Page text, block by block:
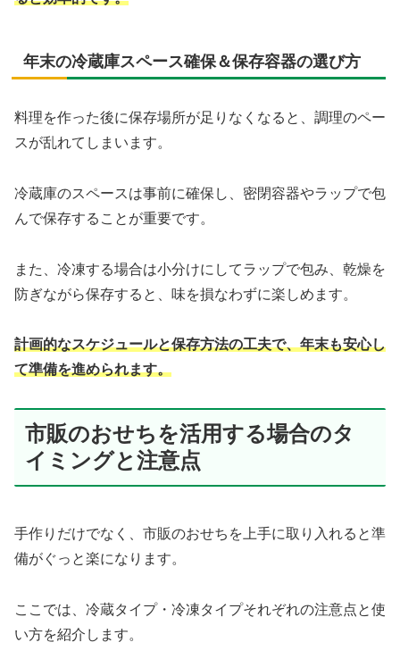
年末の冷蔵庫スペース確保＆保存容器の選び方
料理を作った後に保存場所が足りなくなると、調理のペー
スが乱れてしまいます。
冷蔵庫のスペースは事前に確保し、密閉容器やラップで包
んで保存することが重要です。
また、冷凍する場合は小分けにしてラップで包み、乾燥を
防ぎながら保存すると、味を損なわずに楽しめます。
計画的なスケジュールと保存方法の工夫で、年末も安心し
て準備を進められます。
市販のおせちを活用する場合のタ
イミングと注意点
手作りだけでなく、市販のおせちを上手に取り入れると準
備がぐっと楽になります。
ここでは、冷蔵タイプ・冷凍タイプそれぞれの注意点と使
い方を紹介します。